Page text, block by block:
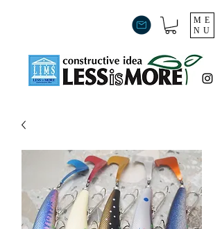
ME
NU